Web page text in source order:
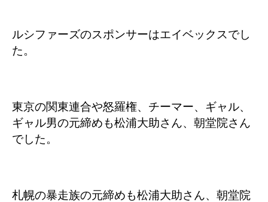
ルシファーズのスポンサーはエイベックスでし
た。
東京の関東連合や怒羅権、チーマー、ギャル、
ギャル男の元締めも松浦大助さん、朝堂院さん
でした。
札幌の暴走族の元締めも松浦大助さん、朝堂院